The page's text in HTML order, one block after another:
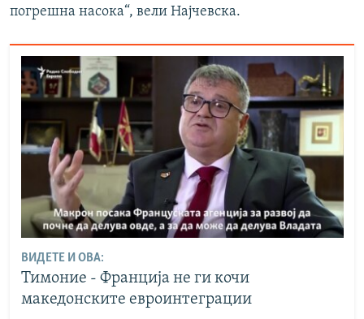
погрешна насока“, вели Најчевска.
ВИДЕТЕ И ОВА:
Тимоние - Франција не ги кочи
македонските евроинтеграции